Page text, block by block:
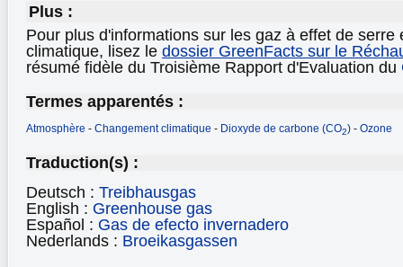
Plus :
Pour plus d'informations sur les gaz à effet de serre
climatique, lisez le dossier GreenFacts sur le
résumé fidèle du Troisième Rapport d'Evaluation du
Termes apparentés :
Atmosphère - Changement climatique - Dioxyde de carbone (CO2) - Ozone
Traduction(s) :
Deutsch : Treibhausgas
English : Greenhouse gas
Español : Gas de efecto invernadero
Nederlands : Broeikasgassen